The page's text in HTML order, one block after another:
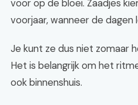
voor op de bloei. Zaadjes
voorjaar, wanneer de dagen
Je kunt ze dus niet zomaar
Het is belangrijk om het
ook binnenshuis.